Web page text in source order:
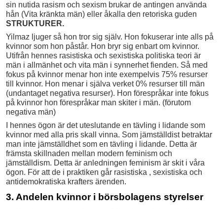
sin nutida rasism och sexism brukar de antingen använda
hån (Vita kränkta män) eller åkalla den retoriska guden
STRUKTURER.
Yilmaz ljuger så hon tror sig själv. Hon fokuserar inte alls på
kvinnor som hon påstår. Hon bryr sig enbart om kvinnor.
Utifrån hennes rasistiska och sexistiska politiska teori är
män i allmänhet och vita män i synnerhet fienden. Så med
fokus på kvinnor menar hon inte exempelvis 75% resurser
till kvinnor. Hon menar i själva verket 0% resurser till män
(undantaget negativa resurser). Hon förespråkar inte fokus
på kvinnor hon förespråkar man skiter i män. (förutom
negativa män)
I hennes ögon är det uteslutande en tävling i lidande som
kvinnor med alla pris skall vinna. Som jämställdist betraktar
man inte jämställdhet som en tävling i lidande. Detta är
främsta skillnaden mellan modern feminism och
jämställdism. Detta är anledningen feminism är skit i våra
ögon. För att de i praktiken går rasistiska , sexistiska och
antidemokratiska krafters ärenden.
3. Andelen kvinnor i börsbolagens styrelser